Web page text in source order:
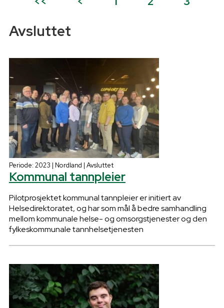
Avsluttet
Periode: 2023 | Nordland | Avsluttet
Kommunal tannpleier
Pilotprosjektet kommunal tannpleier er initiert av
Helsedirektoratet, og har som mål å bedre samhandling
mellom kommunale helse- og omsorgstjenester og den
fylkeskommunale tannhelsetjenesten